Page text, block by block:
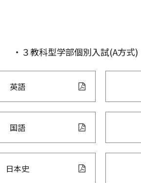
・３教科型学部個別入試(A方式)
英語
国語
日本史